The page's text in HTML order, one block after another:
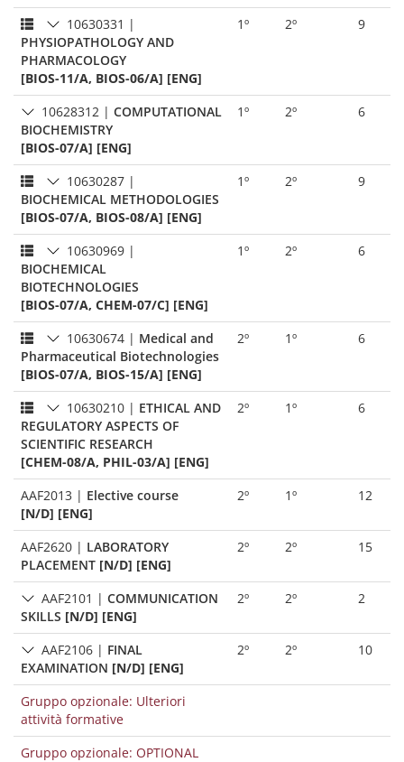
10630331 |
PHYSIOPATHOLOGY AND
PHARMACOLOGY
[BIOS-11/A, BIOS-06/A] [ENG]
1º 2º 9
10628312 | COMPUTATIONAL
BIOCHEMISTRY
[BIOS-07/A] [ENG]
1º 2º 6
10630287 |
BIOCHEMICAL METHODOLOGIES
[BIOS-07/A, BIOS-08/A] [ENG]
1º 2º 9
10630969 |
BIOCHEMICAL
BIOTECHNOLOGIES
[BIOS-07/A, CHEM-07/C] [ENG]
1º 2º 6
10630674 | Medical and
Pharmaceutical Biotechnologies
[BIOS-07/A, BIOS-15/A] [ENG]
2º 1º 6
10630210 | ETHICAL AND
REGULATORY ASPECTS OF
SCIENTIFIC RESEARCH
[CHEM-08/A, PHIL-03/A] [ENG]
2º 1º 6
AAF2013 | Elective course
[N/D] [ENG]
2º 1º 12
AAF2620 | LABORATORY
PLACEMENT [N/D] [ENG]
2º 2º 15
AAF2101 | COMMUNICATION
SKILLS [N/D] [ENG]
2º 2º 2
AAF2106 | FINAL
EXAMINATION [N/D] [ENG]
2º 2º 10
Gruppo opzionale: Ulteriori
attività formative
Gruppo opzionale: OPTIONAL